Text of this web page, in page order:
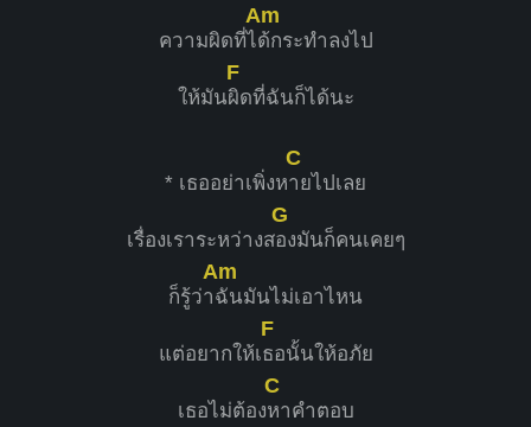
ความผิดที่ไ
Am
ด้กระทำลงไป
ให้มัน
F
ผิดที่ฉันก็ได้นะ
* เธออย่าเพิ่งห
C
ายไปเลย
เรื่องเราระหว่างส
G
องมันก็คนเคยๆ
ก็รู้ว่า
Am
ฉันมันไม่เอาไหน
แต่อยากให้เ
F
ธอนั้นให้อภัย
เธอไม่ต้อง
C
หาคำตอบ